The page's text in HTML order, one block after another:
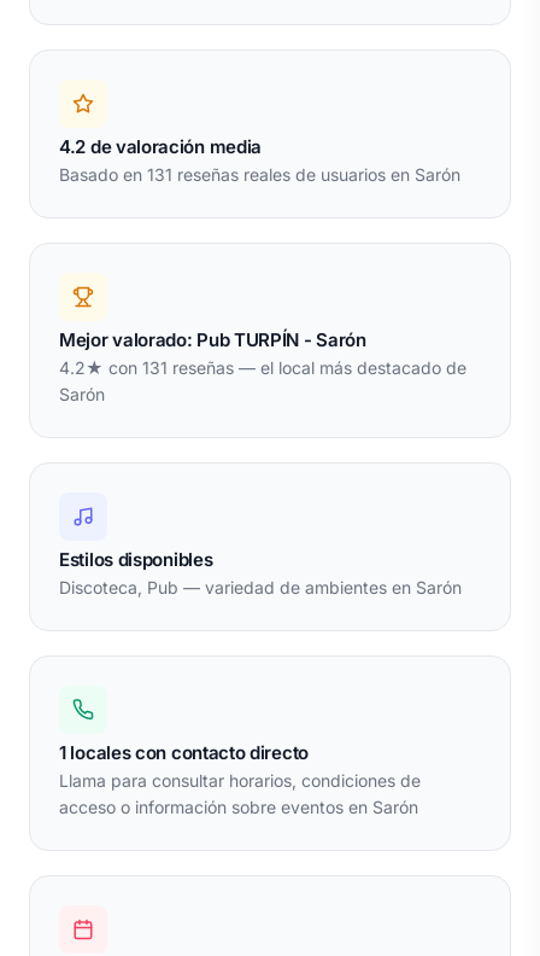
4.2 de valoración media
Basado en 131 reseñas reales de usuarios en Sarón
Mejor valorado: Pub TURPÍN - Sarón
4.2★ con 131 reseñas — el local más destacado de
Sarón
Estilos disponibles
Discoteca, Pub — variedad de ambientes en Sarón
1 locales con contacto directo
Llama para consultar horarios, condiciones de
acceso o información sobre eventos en Sarón